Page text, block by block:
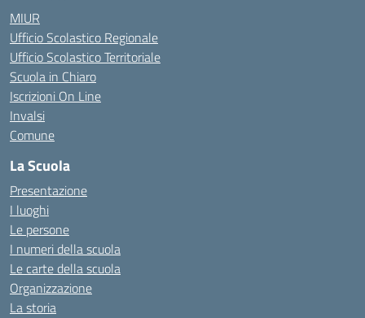
MIUR
Ufficio Scolastico Regionale
Ufficio Scolastico Territoriale
Scuola in Chiaro
Iscrizioni On Line
Invalsi
Comune
La Scuola
Presentazione
I luoghi
Le persone
I numeri della scuola
Le carte della scuola
Organizzazione
La storia